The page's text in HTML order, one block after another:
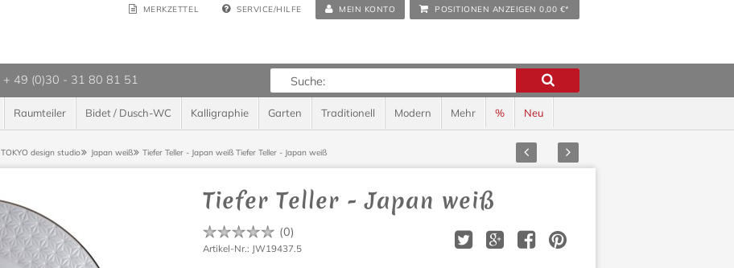
MERKZETTEL SERVICE/HILFE MEIN KONTO POSITIONEN ANZEIGEN 0,00 €*
+ 49 (0)30 - 31 80 81 51
Raumteiler Bidet / Dusch-WC Kalligraphie Garten Traditionell Modern Mehr % Neu
TOKYO design studio Japan weiß Tiefer Teller - Japan weißTiefer Teller - Japan weiß Zurück Vor
Tiefer Teller - Japan weiß
(0)
Artikel-Nr.: JW19437.5